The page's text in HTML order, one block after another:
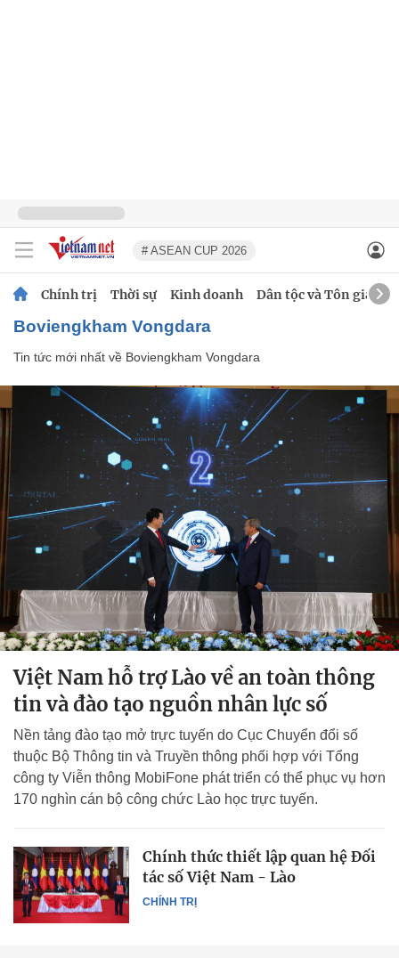
# ASEAN CUP 2026
Chính trị Thời sự Kinh doanh Dân tộc và Tôn giáo
Boviengkham Vongdara
Tin tức mới nhất về Boviengkham Vongdara
Việt Nam hỗ trợ Lào về an toàn thông
tin và đào tạo nguồn nhân lực số
Nền tảng đào tạo mở trực tuyến do Cục Chuyển đổi số
thuộc Bộ Thông tin và Truyền thông phối hợp với Tổng
công ty Viễn thông MobiFone phát triển có thể phục vụ hơn
170 nghìn cán bộ công chức Lào học trực tuyến.
CHÍNH TRỊ
Chính thức thiết lập quan hệ Đối
tác số Việt Nam - Lào